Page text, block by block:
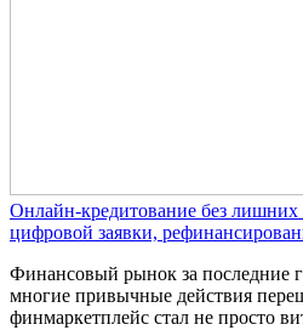
Онлайн-кредитование без
цифровой заявки,
Финансовый рынок за последние
многие привычные действия
финмаркетплейс стал не просто